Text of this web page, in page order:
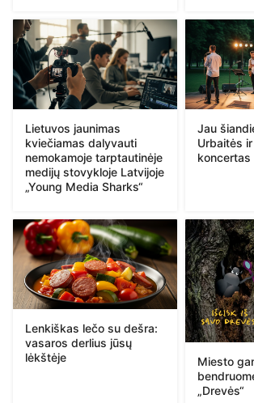
Lietuvos jaunimas
kviečiamas dalyvauti
nemokamoje tarptautinėje
medijų stovykloje Latvijoje
„Young Media Sharks“
Jau
Urbaitės
koncertas
Lenkiškas lečo su dešra:
vasaros derlius jūsų
lėkštėje
Miesto
„Drevės“